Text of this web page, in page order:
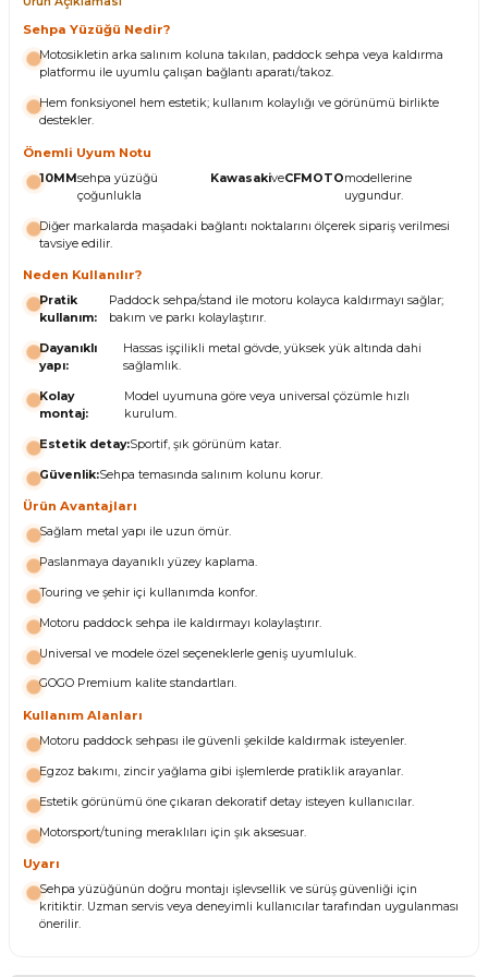
Sehpa Yüzüğü Nedir?
Motosikletin arka salınım koluna takılan, paddock sehpa veya kaldırma
platformu ile uyumlu çalışan bağlantı aparatı/takoz.
Hem fonksiyonel hem estetik; kullanım kolaylığı ve görünümü birlikte
destekler.
Önemli Uyum Notu
10MMsehpa yüzüğü
çoğunlukla
KawasakiveCFMOTOmodellerine
uygundur.
Diğer markalarda maşadaki bağlantı noktalarını ölçerek sipariş verilmesi
tavsiye edilir.
Neden Kullanılır?
Pratik
kullanım:
Paddock sehpa/stand ile motoru kolayca kaldırmayı sağlar;
bakım ve parkı kolaylaştırır.
Dayanıklı
yapı:
Hassas işçilikli metal gövde, yüksek yük altında dahi
sağlamlık.
Kolay
montaj:
Model uyumuna göre veya universal çözümle hızlı
kurulum.
Estetik detay:Sportif, şık görünüm katar.
Güvenlik:Sehpa temasında salınım kolunu korur.
Ürün Avantajları
Sağlam metal yapı ile uzun ömür.
Paslanmaya dayanıklı yüzey kaplama.
Touring ve şehir içi kullanımda konfor.
Motoru paddock sehpa ile kaldırmayı kolaylaştırır.
Universal ve modele özel seçeneklerle geniş uyumluluk.
GOGO Premium kalite standartları.
Kullanım Alanları
Motoru paddock sehpası ile güvenli şekilde kaldırmak isteyenler.
Egzoz bakımı, zincir yağlama gibi işlemlerde pratiklik arayanlar.
Estetik görünümü öne çıkaran dekoratif detay isteyen kullanıcılar.
Motorsport/tuning meraklıları için şık aksesuar.
Uyarı
Sehpa yüzüğünün doğru montajı işlevsellik ve sürüş güvenliği için
kritiktir. Uzman servis veya deneyimli kullanıcılar tarafından uygulanması
önerilir.